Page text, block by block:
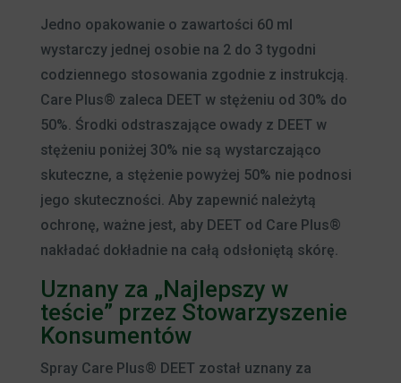
Jedno opakowanie o zawartości 60 ml
wystarczy jednej osobie na 2 do 3 tygodni
codziennego stosowania zgodnie z instrukcją.
Care Plus® zaleca DEET w stężeniu od 30% do
50%. Środki odstraszające owady z DEET w
stężeniu poniżej 30% nie są wystarczająco
skuteczne, a stężenie powyżej 50% nie podnosi
jego skuteczności. Aby zapewnić należytą
ochronę, ważne jest, aby DEET od Care Plus®
nakładać dokładnie na całą odsłoniętą skórę.
Uznany za „Najlepszy w
teście” przez Stowarzyszenie
Konsumentów
Spray Care Plus® DEET został uznany za